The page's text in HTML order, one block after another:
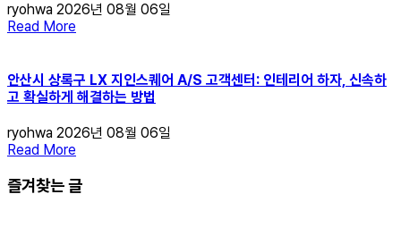
ryohwa 2026년 08월 06일
Read More
안산시 상록구 LX 지인스퀘어 A/S 고객센터: 인테리어 하자, 신속하
고 확실하게 해결하는 방법
ryohwa 2026년 08월 06일
Read More
즐겨찾는 글